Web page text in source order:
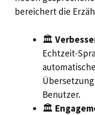
bereichert die
🏛️
Echtzeit-
Benutzer.
🏛️